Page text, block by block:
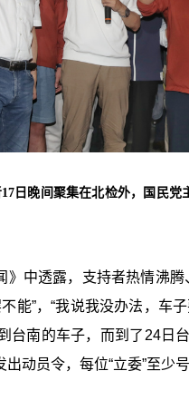
日晚间聚集在北检外，国民
》中透露，支持者热情沸
能”，“我说我没办法，车
台南的车子，而到了24日
动员令，每位“立委”至少号